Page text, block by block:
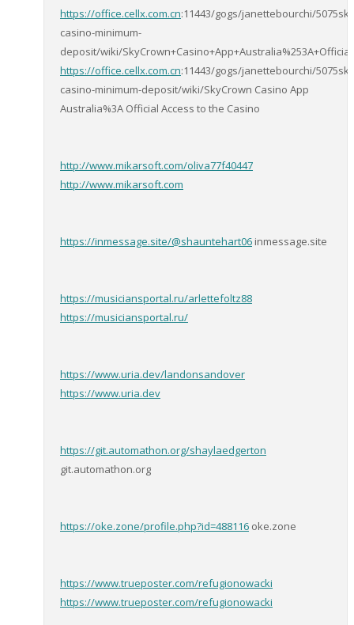
https://office.cellx.com.cn:11443/gogs/janettebourchi/
casino-minimum-
deposit/wiki/
https://office.cellx.com.cn:11443/gogs/janettebourchi/
casino-minimum-deposit/wiki/SkyCrown Casino App
Australia%3A Official Access to the Casino
http://www.mikarsoft.com/oliva77f40447
http://www.mikarsoft.com
https://inmessage.site/@shauntehart06 inmessage.site
https://musiciansportal.ru/arlettefoltz88
https://musiciansportal.ru/
https://www.uria.dev/landonsandover
https://www.uria.dev
https://git.automathon.org/shaylaedgerton
git.automathon.org
https://oke.zone/profile.php?id=488116 oke.zone
https://www.trueposter.com/refugionowacki
https://www.trueposter.com/refugionowacki